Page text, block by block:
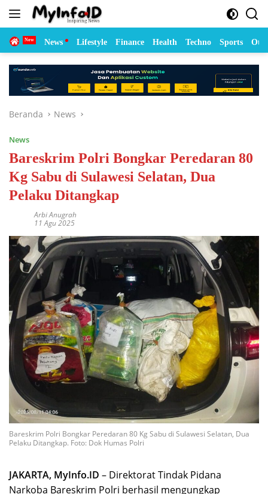
Langsung
Home News Lifestyle Finance Health Techno Sports
Beranda News
News
Bareskrim Polri Bongkar Peredaran 80
Kg Sabu di Sulawesi Selatan, Dua
Pelaku Ditangkap
Arbi Anugrah
11 Agu 2025
Bareskrim Polri Bongkar Peredaran 80 Kg Sabu di Sulawesi Selatan, Dua
Pelaku Ditangkap. Foto: Dok Humas Polri
JAKARTA, MyInfo.ID – Direktorat Tindak Pidana
Narkoba Bareskrim Polri berhasil mengungkap